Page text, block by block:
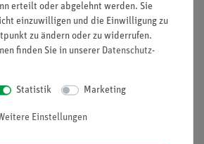
Lösungen, Kolloide,
Suspensionen
erteilt oder abgelehnt werden. Sie
einzuwilligen und die Einwilligung zu
zu ändern oder zu widerrufen.
finden Sie in unserer Daten­schutz­
Statistik Marketing
Einstellungen